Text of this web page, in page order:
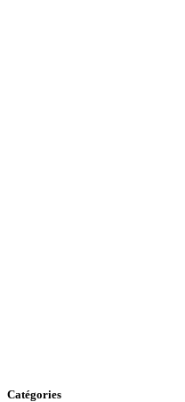
Catégories